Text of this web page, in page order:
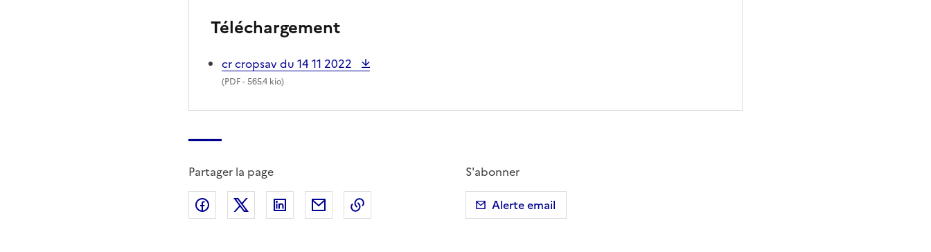
Téléchargement
cr cropsav du 14 11 2022
(PDF- 565.4 kio)
Partager la page
Partager sur Facebook
Partager sur X (anciennement Twitter)
Partager sur LinkedIn
Partager par emailCopier dans le presse-papier
S'abonner
Alerte email